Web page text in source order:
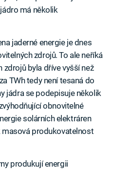
má několik
jaderné energie je dnes
zdrojů. To ale neříká
byla dříve vyšší než
TWh tedy není tesaná do
jádra se podepisuje několik
obnovitelné
solárních elektráren
masová produkovatelnost
produkují energii